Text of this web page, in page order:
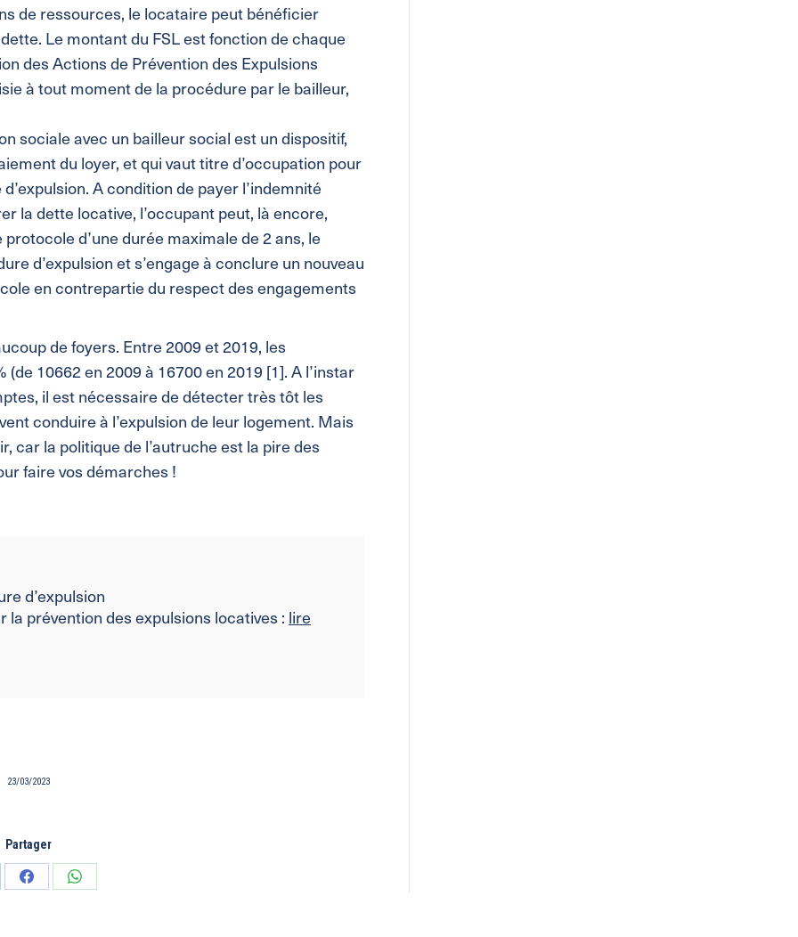
de ressources, le locataire peut bénéficier
Le montant du FSL est fonction de chaque
des Actions de Prévention des Expulsions
à tout moment de la procédure par le bailleur,
sociale avec un bailleur social est un dispositif,
du loyer, et qui vaut titre d’occupation pour
A condition de payer l’indemnité
la dette locative, l’occupant peut, là encore,
d’une durée maximale de 2 ans, le
d’expulsion et s’engage à conclure un nouveau
en contrepartie du respect des engagements
de foyers. Entre 2009 et 2019, les
10662 en 2009 à 16700 en 2019 [1]. A l’instar
il est nécessaire de détecter très tôt les
conduire à l’expulsion de leur logement. Mais
car la politique de l’autruche est la pire des
faire vos démarches !
d’expulsion
la prévention des expulsions locatives : lire
23/03/2023
Partager
PartagerPartager